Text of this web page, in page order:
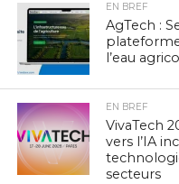
EN BREF
AgTech :
l’eau
EN BREF
VivaTech
vers l’IA
secteurs